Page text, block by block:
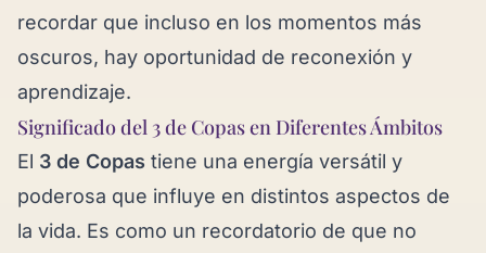
recordar que incluso en los momentos más
oscuros, hay oportunidad de reconexión y
aprendizaje.
Significado del 3 de Copas en Diferentes Ámbitos
El 3 de Copas tiene una energía versátil y
poderosa que influye en distintos aspectos de
la vida. Es como un recordatorio de que no